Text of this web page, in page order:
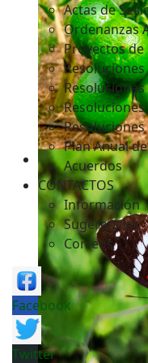
Actas de
Ordenanzas
Proyectos
Plan Anual
Acuerdos
CONTACTOS
Información
Sugerencias
Correos
Facebook
Twitter